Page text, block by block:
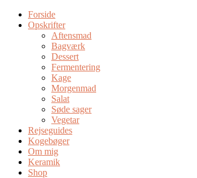
Forside
Opskrifter
Aftensmad
Bagværk
Dessert
Fermentering
Kage
Morgenmad
Salat
Søde sager
Vegetar
Rejseguides
Kogebøger
Om mig
Keramik
Shop